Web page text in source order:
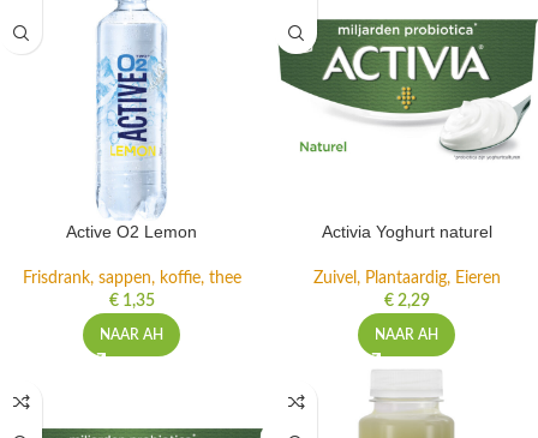
Active O2 Lemon
Frisdrank, sappen, koffie, thee
€1,35
NAAR AH
Activia Yoghurt naturel
Zuivel, Plantaardig, Eieren
€2,29
NAAR AH